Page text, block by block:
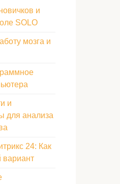
и
SOLO
мозга и
и
для анализа
24: Как
вариант